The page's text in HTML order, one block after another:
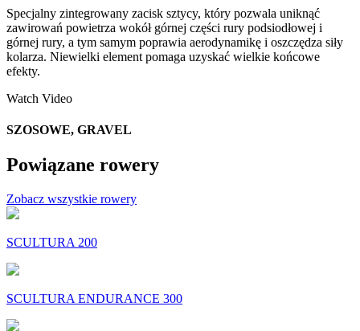
Specjalny zintegrowany zacisk sztycy, który pozwala uniknąć
zawirowań powietrza wokół górnej części rury podsiodłowej i
górnej rury, a tym samym poprawia aerodynamikę i oszczędza siły
kolarza. Niewielki element pomaga uzyskać wielkie końcowe
efekty.
Watch Video
SZOSOWE, GRAVEL
Powiązane rowery
Zobacz wszystkie rowery
SCULTURA 200
SCULTURA ENDURANCE 300